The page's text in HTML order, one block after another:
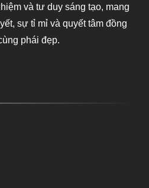
và tư duy sáng tạo, mang
sự tỉ mỉ và quyết tâm đồng
phái đẹp.